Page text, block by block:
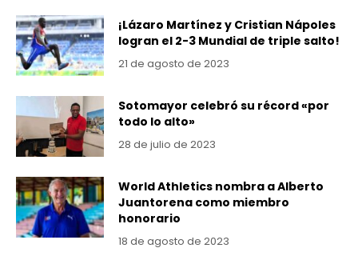
¡Lázaro Martínez y Cristian Nápoles
logran el 2-3 Mundial de triple salto!
21 de agosto de 2023
Sotomayor celebró su récord «por
todo lo alto»
28 de julio de 2023
World Athletics nombra a Alberto
Juantorena como miembro
honorario
18 de agosto de 2023